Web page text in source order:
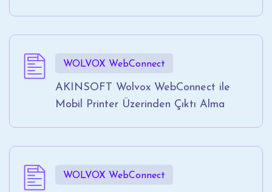
WOLVOX WebConnect
AKINSOFT Wolvox WebConnect ile
Mobil Printer Üzerinden Çıktı Alma
WOLVOX WebConnect